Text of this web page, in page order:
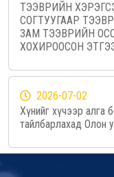
ТЭЭВРИЙН
СОГТУУГААР
ЗАМ ТЭЭВРИЙН
ХОХИРООСОН
2026-07-02
Хүнийг хүчээр алга
тайлбарлахад Олон